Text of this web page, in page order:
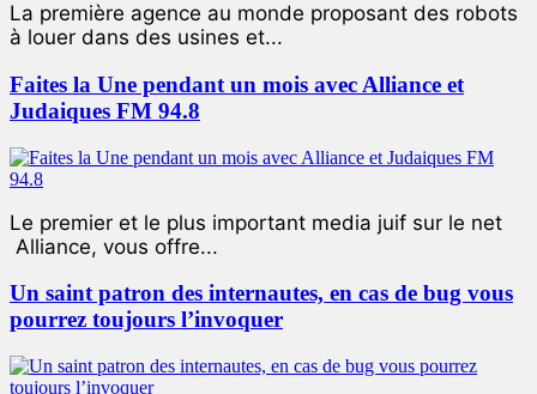
La première agence au monde proposant des robots
à louer dans des usines et...
Faites la Une pendant un mois avec Alliance et
Judaiques FM 94.8
Le premier et le plus important media juif sur le net
Alliance, vous offre...
Un saint patron des internautes, en cas de bug vous
pourrez toujours l’invoquer